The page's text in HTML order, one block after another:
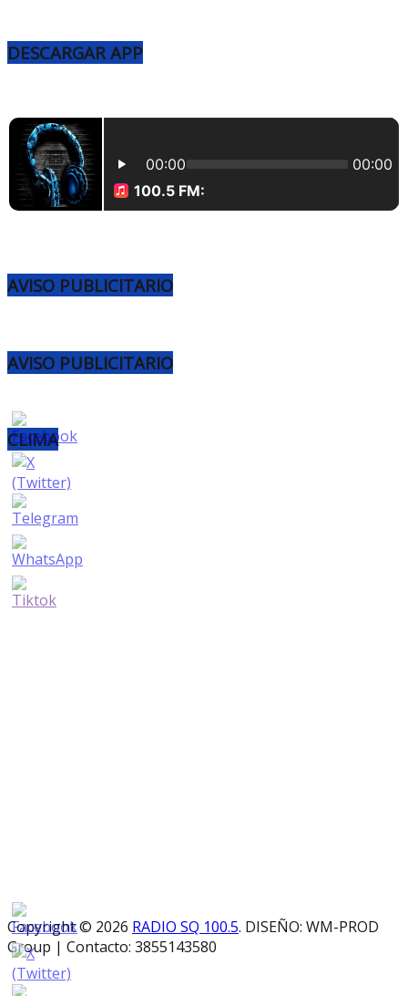
DESCARGAR APP
AVISO PUBLICITARIO
AVISO PUBLICITARIO
CLIMA
Copyright © 2026 RADIO SQ 100.5. DISEÑO: WM-PROD
Group | Contacto: 3855143580